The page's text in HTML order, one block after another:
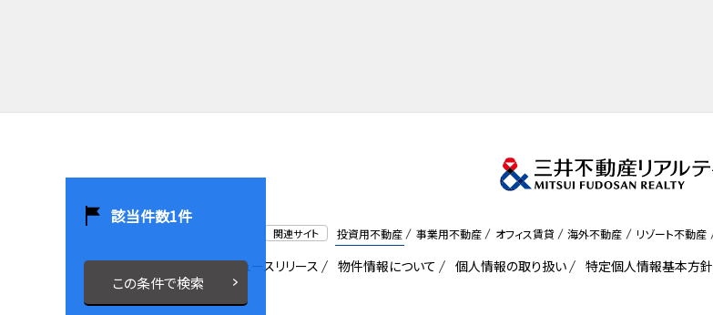
該当件数1件
この条件で検索
関連サイト 投資用不動産 事業用不動産 オフィス賃貸 海外不動産 リゾート不動産
会社概要 採用情報 ニュースリリース 物件情報について 個人情報の取り扱い 特定個人情報基本方針